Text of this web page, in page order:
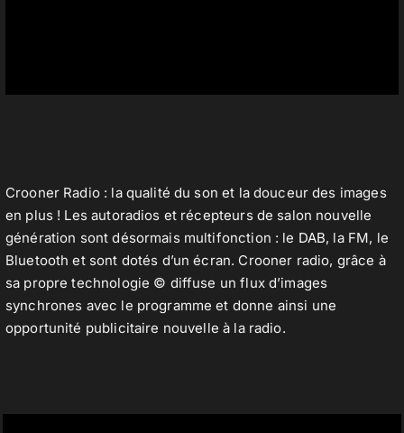
Crooner Radio : la qualité du son et la douceur des images
en plus ! Les autoradios et récepteurs de salon nouvelle
génération sont désormais multifonction : le DAB, la FM, le
Bluetooth et sont dotés d’un écran. Crooner radio, grâce à
sa propre technologie © diffuse un flux d’images
synchrones avec le programme et donne ainsi une
opportunité publicitaire nouvelle à la radio.